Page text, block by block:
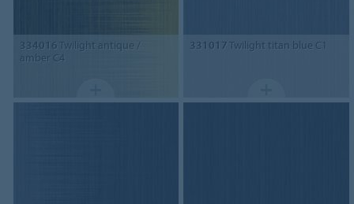
334016 Twilight antique /
amber C4
331017Twilight titan blue C1